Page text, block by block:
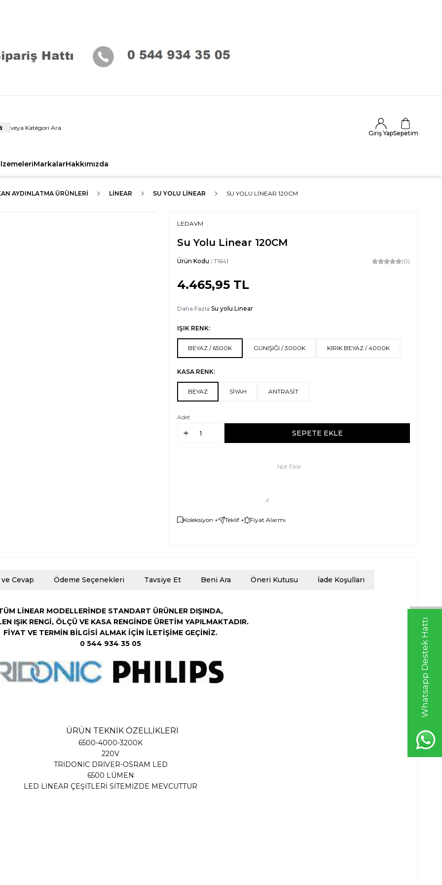
Whatsapp Destek Hattı
Giriş YapSepetim
MarkalarHakkımızda
AYDINLATMA ÜRÜNLERI LİNEAR SU YOLU LINEAR SU YOLU LINEAR 120CM
LEDAVM
Su Yolu Linear 120CM
Ürün Kodu : T1641 (0)
4.465,95 TL
Daha Fazla Su yolu Linear
IŞIK RENK:
BEYAZ / 6500K GÜNIŞIĞI / 3000K KIRIK BEYAZ / 4000K
KASA RENK:
BEYAZ SİYAH ANTRASİT
Adet
SEPETE EKLE
Not Ekle
Koleksiyon + Teklif + Fiyat Alarmı
Cevap Ödeme Seçenekleri Tavsiye Et Beni Ara Öneri Kutusu İade Koşulları
LİNEAR MODELLERİNDE STANDART ÜRÜNLER DIŞINDA,
IŞIK RENGİ, ÖLÇÜ VE KASA RENGİNDE ÜRETİM YAPILMAKTADIR.
FİYAT VE TERMİN BİLGİSİ ALMAK İÇİN İLETİŞİME GEÇİNİZ.
0 544 934 35 05
ÜRÜN TEKNİK ÖZELLİKLERİ
6500-4000-3200K
220V
TRİDONİC DRİVER-OSRAM LED
6500 LÜMEN
LED LİNEAR ÇEŞİTLERİ SİTEMİZDE MEVCUTTUR